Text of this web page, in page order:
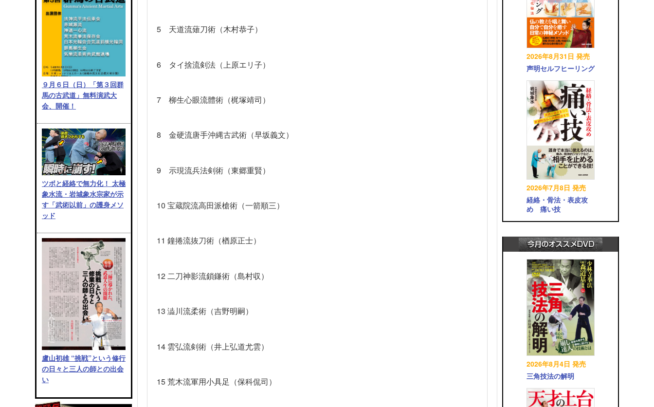
９月６日（日）「第３回群
馬の古武道」無料演武大
会、開催！
ツボと経絡で無力化！ 太極
象水流・岩城象水宗家が示
す「武術以前」の護身メソ
ッド
盧山初雄 “挑戦”という修行
の日々と三人の師との出会
い
5 天道流薙刀術（木村恭子）
6 タイ捨流剣法（上原エリ子）
7 柳生心眼流體術（梶塚靖司）
8 金硬流唐手沖縄古武術（早坂義文）
9 示現流兵法剣術（東郷重賢）
10 宝蔵院流高田派槍術（一箭順三）
11 鐘捲流抜刀術（楢原正士）
12二刀神影流鎖鎌術（島村収）
13 澁川流柔術（吉野明嗣）
14 雲弘流剣術（井上弘道尤雲）
15荒木流軍用小具足（保科侃司）
2026年8月31日 発売
声明セルフヒーリング
2026年7月8日 発売
経絡・骨法・表皮攻
め 痛い技
2026年8月4日 発売
三角技法の解明